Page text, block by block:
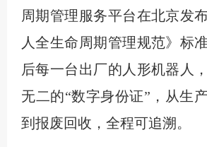
周期管理服务平台在北京发
人全生命周期管理规范》标
后每一台出厂的人形机器人
无二的“数字身份证”，从生
到报废回收，全程可追溯。